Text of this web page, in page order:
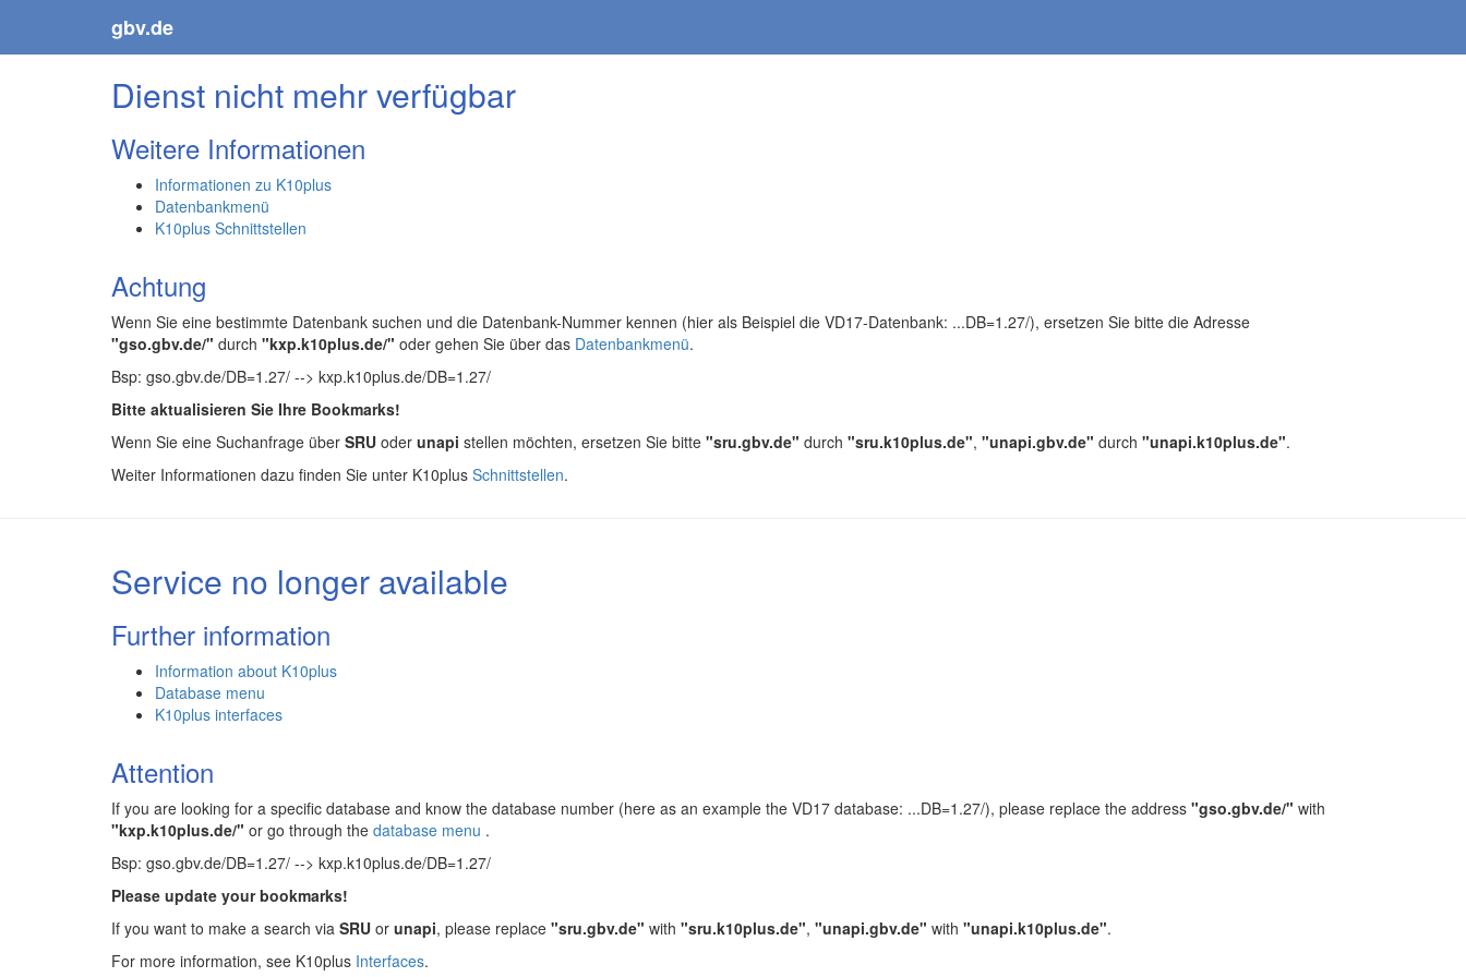
gbv.de
Dienst nicht mehr verfügbar
Weitere Informationen
Informationen zu K10plus
Datenbankmenü
K10plus Schnittstellen
Achtung
Wenn Sie eine bestimmte Datenbank suchen und die Datenbank-Nummer kennen (hier als Beispiel die VD17-Datenbank: ...DB=1.27/), ersetzen Sie bitte die Adresse
"gso.gbv.de/" durch "kxp.k10plus.de/" oder gehen Sie über das Datenbankmenü.
Bsp: gso.gbv.de/DB=1.27/ --> kxp.k10plus.de/DB=1.27/
Bitte aktualisieren Sie Ihre Bookmarks!
Wenn Sie eine Suchanfrage über SRU oder unapi stellen möchten, ersetzen Sie bitte "sru.gbv.de" durch "sru.k10plus.de", "unapi.gbv.de" durch "unapi.k10plus.de".
Weiter Informationen dazu finden Sie unter K10plus Schnittstellen.
Service no longer available
Further information
Information about K10plus
Database menu
K10plus interfaces
Attention
If you are looking for a specific database and know the database number (here as an example the VD17 database: ...DB=1.27/), please replace the address "gso.gbv.de/" with
"kxp.k10plus.de/" or go through the database menu .
Bsp: gso.gbv.de/DB=1.27/ --> kxp.k10plus.de/DB=1.27/
Please update your bookmarks!
If you want to make a search via SRU or unapi, please replace "sru.gbv.de" with "sru.k10plus.de", "unapi.gbv.de" with "unapi.k10plus.de".
For more information, see K10plus Interfaces.